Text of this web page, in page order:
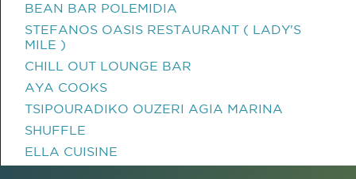
BEAN BAR POLEMIDIA
STEFANOS OASIS RESTAURANT ( LADY'S
MILE )
CHILL OUT LOUNGE BAR
AYA COOKS
TSIPOURADIKO OUZERI AGIA MARINA
SHUFFLE
ELLA CUISINE